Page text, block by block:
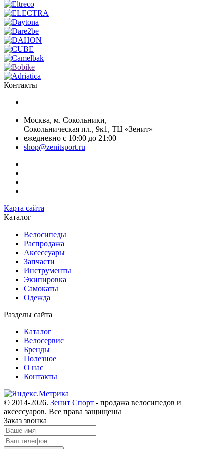
Контакты
Москва, м. Сокольники,
Сокольническая пл., 9к1, ТЦ «Зенит»
ежедневно с 10:00 до 21:00
shop@zenitsport.ru
Карта сайта
Каталог
Велосипеды
Распродажа
Аксессуары
Запчасти
Инструменты
Экипировка
Самокаты
Одежда
Разделы сайта
Каталог
Велосервис
Бренды
Полезное
О нас
Контакты
© 2014-2026. Зенит Спорт - продажа велосипедов и
аксессуаров. Все права защищены
Заказ звонка